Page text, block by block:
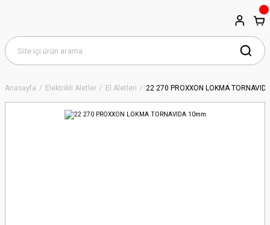
Anasayfa Elektrikli Aletler El Aletleri 22 270 PROXXON LOKMA